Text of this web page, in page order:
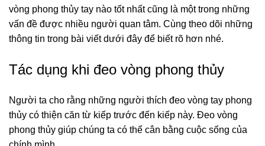
vòng phong thủy tay nào tốt nhất cũng là một trong những
vấn đề được nhiều người quan tâm. Cùng theo dõi những
thông tin trong bài viết dưới đây để biết rõ hơn nhé.
Tác dụng khi đeo vòng phong thủy
Người ta cho rằng những người thích đeo vòng tay phong
thủy có thiện căn từ kiếp trước đến kiếp này. Đeo vòng
phong thủy giúp chúng ta có thể cân bằng cuộc sống của